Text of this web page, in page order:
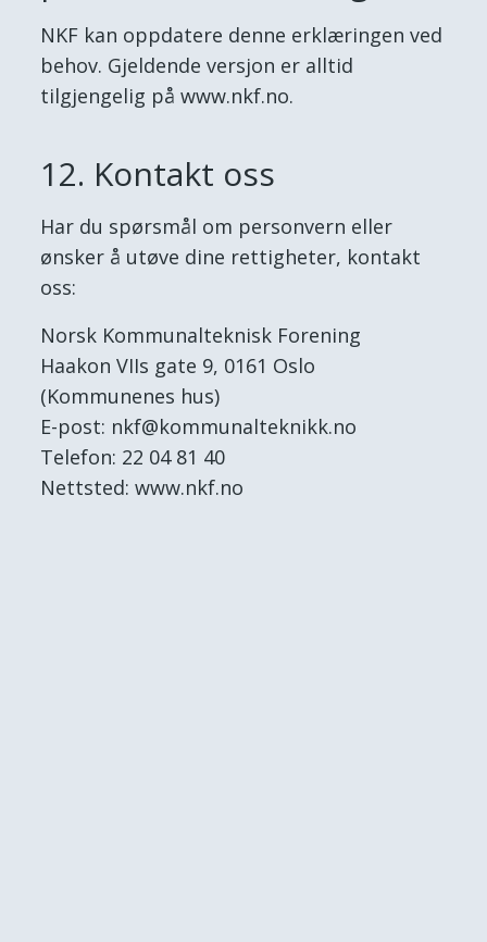
NKF kan oppdatere denne erklæringen ved
behov. Gjeldende versjon er alltid
tilgjengelig på www.nkf.no.
12. Kontakt oss
Har du spørsmål om personvern eller
ønsker å utøve dine rettigheter, kontakt
oss:
Norsk Kommunalteknisk Forening
Haakon VIIs gate 9, 0161 Oslo
(Kommunenes hus)
E-post: nkf@kommunalteknikk.no
Telefon: 22 04 81 40
Nettsted: www.nkf.no